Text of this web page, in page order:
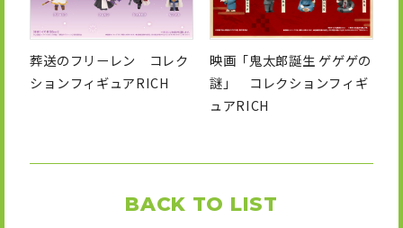
葬送のフリーレン コレク
ションフィギュアRICH
映画「鬼太郎誕生 ゲゲゲの
謎」 コレクションフィギ
ュアRICH
BACK TO LIST